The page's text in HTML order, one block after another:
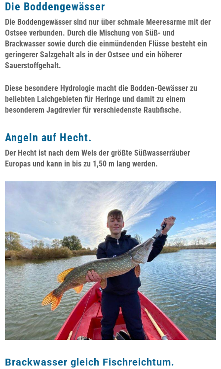
Die Boddengewässer
Die Boddengewässer sind nur über schmale Meeresarme mit der
Ostsee verbunden. Durch die Mischung von Süß- und
Brackwasser sowie durch die einmündenden Flüsse besteht ein
geringerer Salzgehalt als in der Ostsee und ein höherer
Sauerstoffgehalt.
Diese besondere Hydrologie macht die Bodden-Gewässer zu
beliebten Laichgebieten für Heringe und damit zu einem
besonderem Jagdrevier für verschiedenste Raubfische.
Angeln auf Hecht.
Der Hecht ist nach dem Wels der größte Süßwasserräuber
Europas und kann in bis zu 1,50 m lang werden.
Brackwasser gleich Fischreichtum.